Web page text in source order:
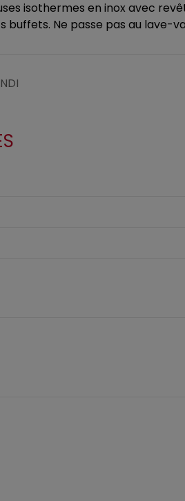
isothermes en inox avec
buffets. Ne passe pas au lave-